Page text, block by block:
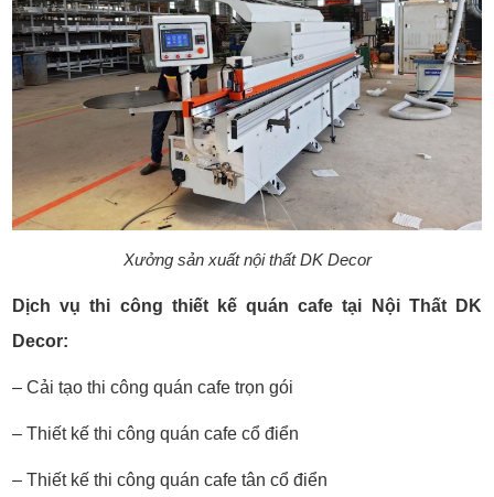
Xưởng sản xuất nội thất DK Decor
Dịch vụ thi công thiết kế quán cafe tại Nội Thất DK
Decor:
– Cải tạo thi công quán cafe trọn gói
– Thiết kế thi công quán cafe cổ điển
– Thiết kế thi công quán cafe tân cổ điển